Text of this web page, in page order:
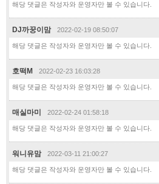
해당 댓글은 작성자와 운영자만 볼 수 있습니다.
DJ까꿍이맘 2022-02-19 08:50:07
해당 댓글은 작성자와 운영자만 볼 수 있습니다.
호떡M 2022-02-23 16:03:28
해당 댓글은 작성자와 운영자만 볼 수 있습니다.
매실마미 2022-02-24 01:58:18
해당 댓글은 작성자와 운영자만 볼 수 있습니다.
워니유맘 2022-03-11 21:00:27
해당 댓글은 작성자와 운영자만 볼 수 있습니다.